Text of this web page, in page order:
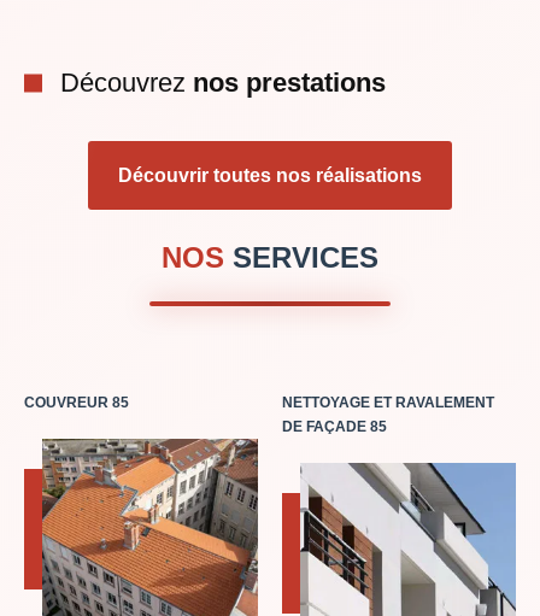
Découvrez nos prestations
Découvrir toutes nos réalisations
NOS SERVICES
COUVREUR 85
NETTOYAGE ET RAVALEMENT
DE FAÇADE 85